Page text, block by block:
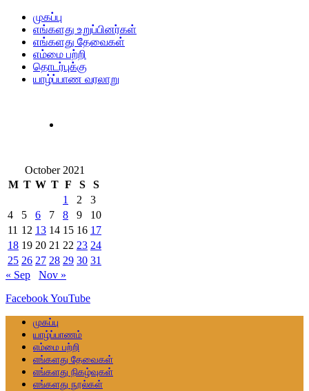
முகப்பு
எங்களது உறுப்பினர்கள்
எங்களது தேவைகள்
எம்மை பற்றி
தொடர்புக்கு
யாழ்ப்பாண வரலாறு
October 2021
M T W T F S
S
1
2
3
4
5 6 7 8 9
10
11 12 13 14 15 16 17
18 19 20 21 22 23 24
25 26 27 28 29 30 31
« Sep
Nov »
FacebookYouTube
முகப்பு
யாழ்ப்பாணம்
எம்மை பற்றி
எங்களது தேவைகள்
எங்களது நிகழ்வுகள்
எங்களது நூல்கள்